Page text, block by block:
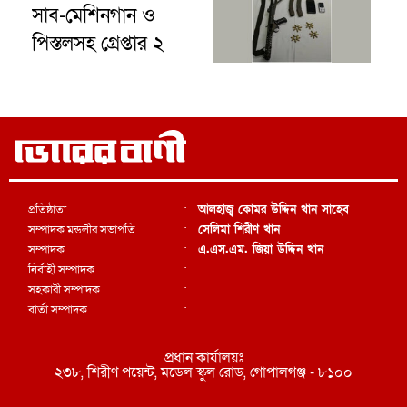
সাব-মেশিনগান ও
পিস্তলসহ গ্রেপ্তার ২
প্রতিষ্ঠাতা
সম্পাদক মন্ডলীর সভাপতি
সম্পাদক
নির্বাহী সম্পাদক
সহকারী সম্পাদক
বার্তা সম্পাদক
:
:
:
:
:
:
আলহাজ্ব কোমর উদ্দিন খান সাহেব
সেলিমা শিরীণ খান
এ.এস.এম. জিয়া উদ্দিন খান
প্রধান কার্যালয়ঃ
২৩৮, শিরীণ পয়েন্ট, মডেল স্কুল রোড, গোপালগঞ্জ - ৮১০০